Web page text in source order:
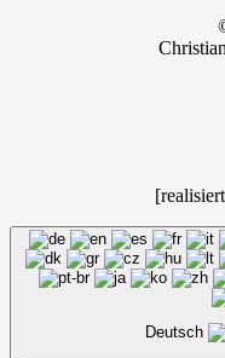
Deutsch